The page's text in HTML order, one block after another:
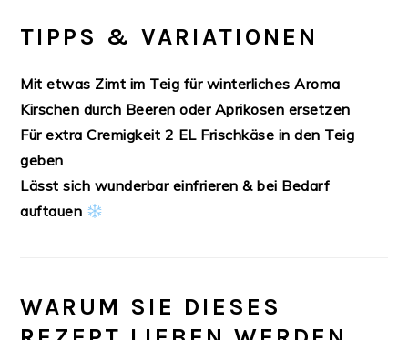
TIPPS & VARIATIONEN
Mit etwas Zimt im Teig für winterliches Aroma
Kirschen durch Beeren oder Aprikosen ersetzen
Für extra Cremigkeit 2 EL Frischkäse in den Teig
geben
Lässt sich wunderbar einfrieren & bei Bedarf
auftauen
WARUM SIE DIESES